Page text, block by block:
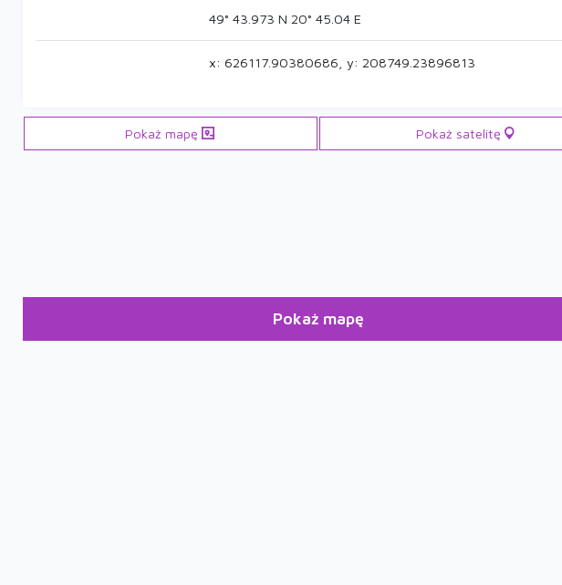
49° 43.973 N 20° 45.04 E
x: 626117.90380686, y: 208749.23896813
Pokaż mapę Pokaż satelitę
Pokaż mapę